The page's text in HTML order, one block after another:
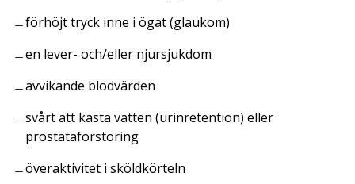
förhöjt tryck inne i ögat (glaukom)
en lever- och/eller njursjukdom
avvikande blodvärden
svårt att kasta vatten (urinretention) eller
prostataförstoring
överaktivitet i sköldkörteln